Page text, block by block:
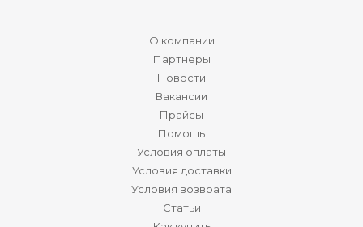
О компании
Партнеры
Новости
Вакансии
Прайсы
Помощь
Условия оплаты
Условия доставки
Условия возврата
Статьи